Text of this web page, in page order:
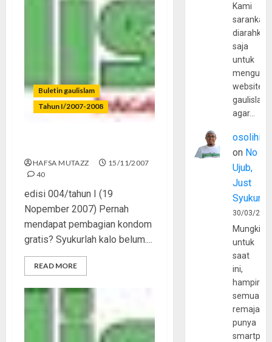
Buletin gaulislam
Tahun I/2007-2008
HAFSA MUTAZZ
15/11/2007
40
edisi 004/tahun I (19
Nopember 2007) Pernah
mendapat pembagian kondom
gratis? Syukurlah kalo belum....
READ MORE
Kami
sarankan,
diarahkan
saja
untuk
website
agar…
osolihin
on No
Ujub,
Just
Syukur
30/03/
Mungkin
untuk
saat
ini,
hampir
semua
remaja
punya